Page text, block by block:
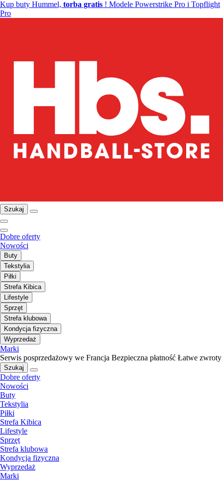
Kup buty Hummel, torba gratis ! Modele Powerstrike Pro i Topflight
Pro
Szukaj
Dobre oferty
Nowości
Buty
Tekstylia
Piłki
Strefa Kibica
Lifestyle
Sprzęt
Strefa klubowa
Kondycja fizyczna
Wyprzedaż
Marki
Serwis posprzedażowy we Francja Bezpieczna płatność Łatwe zwroty
Szukaj
Dobre oferty
Nowości
Buty
Tekstylia
Piłki
Strefa Kibica
Lifestyle
Sprzęt
Strefa klubowa
Kondycja fizyczna
Wyprzedaż
Marki